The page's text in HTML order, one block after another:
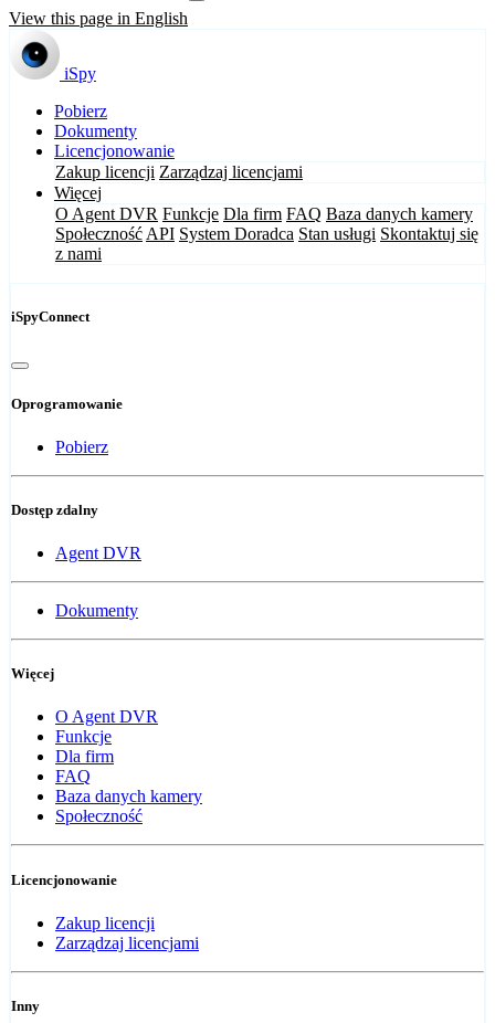
View this page in English
iSpy
Pobierz
Dokumenty
Licencjonowanie
Zakup licencji Zarządzaj licencjami
Więcej
O Agent DVR Funkcje Dla firm FAQ Baza danych kamery
Społeczność API System Doradca Stan usługi Skontaktuj się
z nami
iSpyConnect
Oprogramowanie
Pobierz
Dostęp zdalny
Agent DVR
Dokumenty
Więcej
O Agent DVR
Funkcje
Dla firm
FAQ
Baza danych kamery
Społeczność
Licencjonowanie
Zakup licencji
Zarządzaj licencjami
Inny